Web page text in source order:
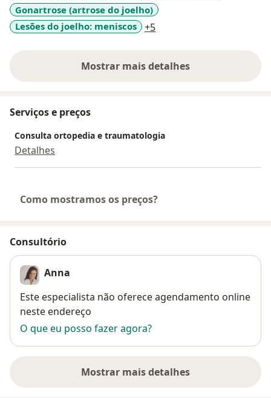
Gonartrose (artrose do joelho)
Lesões do joelho: meniscos
+5a11y_sr_more_diseases
Mostrar mais detalhes
sobre a experiência
Serviços e preços
Consulta ortopedia e traumatologia
Detalhes
Como mostramos os preços?
Consultório
Anna
Disponibilidade
Este especialista não oferece agendamento online
neste endereço
O que eu posso fazer agora?
Mostrar mais detalhes
sobre o endereço